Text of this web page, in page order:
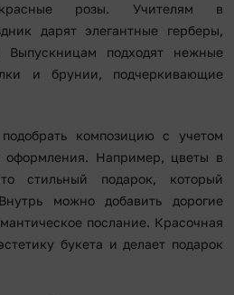
розы. Учителям в
дарят элегантные герберы,
Выпускницам подходят нежные
и брунии, подчеркивающие
композицию с учетом
оформления. Например, цветы в
стильный подарок, который
можно добавить дорогие
послание. Красочная
букета и делает подарок